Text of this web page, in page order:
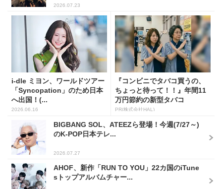
2026.07.23
i-dle ミヨン、ワールドツアー
「Syncopation」のため日本
へ出国！(...
2026.06.16
『コンビニでタバコ買うの、
ちょっと待って！！』年間11
万円節約の新型タバコ
PR(株式会社HAL)
BIGBANG SOL、ATEEZら登場！今週(7/27～)
のK-POP日本テレ...
2026.07.27
AHOF、新作「RUN TO YOU」22カ国のiTune
sトップアルバムチャー...